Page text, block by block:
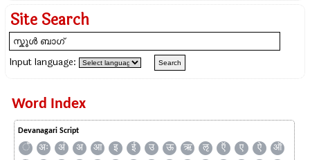
Site Search
Input language:
Word Index
Devanagari Script
ँ अः अं अ आ इ ई उ ऊ ऋ ऌ ऍ ए ऐ
ऑ